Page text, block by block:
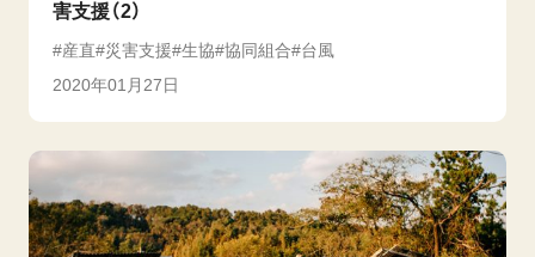
害支援（2）
産直 災害支援 生協 協同組合
台風
2020年01月27日